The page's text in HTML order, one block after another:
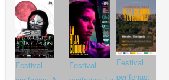
Festival
Festival
Festival
periferias: